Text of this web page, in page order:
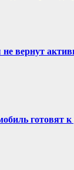
вернут
готовят